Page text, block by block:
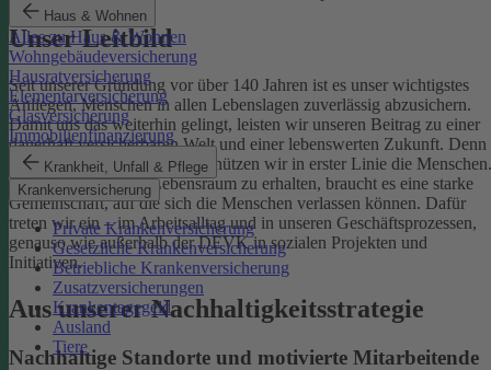
Haus & Wohnen
Alles zu Haus & Wohnen
Wohngebäudeversicherung
Hausratversicherung
Elementarversicherung
Glasversicherung
Immobilienfinanzierung
Krankheit, Unfall & Pflege
Krankenversicherung
Private Krankenversicherung
Gesetzliche Krankenversicherung
Betriebliche Krankenversicherung
Zusatzversicherungen
Krankentagegeld
Ausland
Tiere
Unser Leitbild
Seit unserer Gründung vor über 140 Jahren ist es unser wichtigstes
Anliegen, Menschen in allen Lebenslagen zuverlässig abzusichern.
Damit uns das weiterhin gelingt, leisten wir unseren Beitrag zu einer
dauerhaft versicherbaren Welt und einer lebenswerten Zukunft. Denn
schützen wir das Klima, so schützen wir in erster Linie die Menschen.
Um einen gesunden Lebensraum zu erhalten, braucht es eine starke
Gemeinschaft, auf die sich die Menschen verlassen können. Dafür
treten wir ein – im Arbeitsalltag und in unseren Geschäftsprozessen,
genauso wie außerhalb der DEVK in sozialen Projekten und
Initiativen.
Aus unserer Nachhaltigkeitsstrategie
Nachhaltige Standorte und motivierte Mitarbeitende